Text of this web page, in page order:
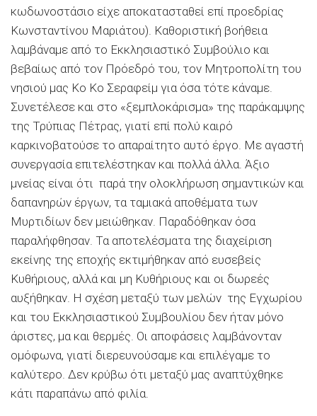
κωδωνοστάσιο είχε αποκατασταθεί επί προεδρίας
Κωνσταντίνου Μαριάτου). Καθοριστική βοήθεια
λαμβάναμε από το Εκκλησιαστικό Συμβούλιο και
βεβαίως από τον Πρόεδρό του, τον Μητροπολίτη του
νησιού μας Κο Κο Σεραφείμ για όσα τότε κάναμε.
Συνετέλεσε και στο «ξεμπλοκάρισμα» της παράκαμψης
της Τρύπιας Πέτρας, γιατί επί πολύ καιρό
καρκινοβατούσε το απαραίτητο αυτό έργο. Με αγαστή
συνεργασία επιτελέστηκαν και πολλά άλλα. Άξιο
μνείας είναι ότι παρά την ολοκλήρωση σημαντικών και
δαπανηρών έργων, τα ταμιακά αποθέματα των
Μυρτιδίων δεν μειώθηκαν. Παραδόθηκαν όσα
παραλήφθησαν. Τα αποτελέσματα της διαχείριση
εκείνης της εποχής εκτιμήθηκαν από ευσεβείς
Κυθήριους, αλλά και μη Κυθήριους και οι δωρεές
αυξήθηκαν. Η σχέση μεταξύ των μελών της Εγχωρίου
και του Εκκλησιαστικού Συμβουλίου δεν ήταν μόνο
άριστες, μα και θερμές. Οι αποφάσεις λαμβάνονταν
ομόφωνα, γιατί διερευνούσαμε και επιλέγαμε το
καλύτερο. Δεν κρύβω ότι μεταξύ μας αναπτύχθηκε
κάτι παραπάνω από φιλία.